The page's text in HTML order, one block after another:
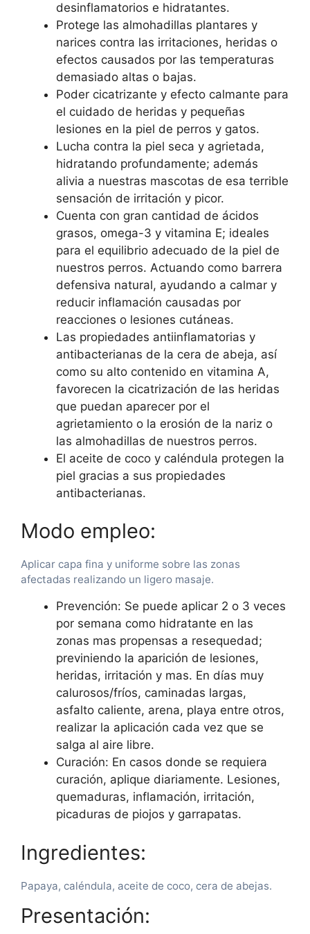
desinflamatorios e hidratantes.
Protege las almohadillas plantares y
narices contra las irritaciones, heridas o
efectos causados por las temperaturas
demasiado altas o bajas.
Poder cicatrizante y efecto calmante para
el cuidado de heridas y pequeñas
lesiones en la piel de perros y gatos.
Lucha contra la piel seca y agrietada,
hidratando profundamente; además
alivia a nuestras mascotas de esa terrible
sensación de irritación y picor.
Cuenta con gran cantidad de ácidos
grasos, omega-3 y vitamina E; ideales
para el equilibrio adecuado de la piel de
nuestros perros. Actuando como barrera
defensiva natural, ayudando a calmar y
reducir inflamación causadas por
reacciones o lesiones cutáneas.
Las propiedades antiinflamatorias y
antibacterianas de la cera de abeja, así
como su alto contenido en vitamina A,
favorecen la cicatrización de las heridas
que puedan aparecer por el
agrietamiento o la erosión de la nariz o
las almohadillas de nuestros perros.
El aceite de coco y caléndula protegen la
piel gracias a sus propiedades
antibacterianas.
Modo empleo:
Aplicar capa fina y uniforme sobre las zonas
afectadas realizando un ligero masaje.
Prevención: Se puede aplicar 2 o 3 veces
por semana como hidratante en las
zonas mas propensas a resequedad;
previniendo la aparición de lesiones,
heridas, irritación y mas. En días muy
calurosos/fríos, caminadas largas,
asfalto caliente, arena, playa entre otros,
realizar la aplicación cada vez que se
salga al aire libre.
Curación: En casos donde se requiera
curación, aplique diariamente. Lesiones,
quemaduras, inflamación, irritación,
picaduras de piojos y garrapatas.
Ingredientes:
Papaya, caléndula, aceite de coco, cera de abejas.
Presentación: